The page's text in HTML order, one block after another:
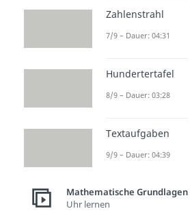
Weitere
Grundlagen
Einmaleins
Gerade Zahlen
Größer Kleiner
Dauer: 03:43
Zahlenstrahl
7/9 – Dauer: 04:31
Hundertertafel
8/9 – Dauer: 03:28
Textaufgaben
9/9 – Dauer: 04:39
Mathematische Grundlagen
Uhr lernen